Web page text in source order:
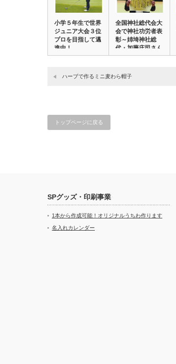
小学５年生で世界
ジュニア大会３位
プロを目指して邁
進中！
全国神社総代会大
会で神社功労者表
彰～姉埼神社総
代・加藤庄司さん
～…
ハーブで作るミニ麦わら帽子
トップページに戻る
SPグッズ・印刷事業
1本から作成可能！オリジナルうちわ作ります
名入れカレンダー